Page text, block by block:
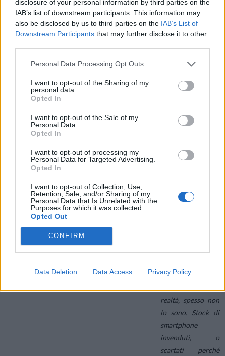
disclosure of your personal information by third parties on the
IAB’s list of downstream participants. This information may
also be disclosed by us to third parties on the IAB’s List of
Downstream Participants that may further disclose it to other
Personal Data Processing Opt Outs
I want to opt-out of the Sharing of my
personal data.
Opted In
I want to opt-out of the Sale of my
Personal Data.
Opted In
I want to opt-out of processing my
Personal Data for Targeted Advertising.
Opted In
I want to opt-out of Collection, Use,
Retention, Sale, and/or Sharing of my
Personal Data that Is Unrelated with the
Purposes for which it was collected.
Opted Out
CONFIRM
Data Deletion Data Access Privacy Policy
vengono definiti
realtà, spesso non
lo sono. Stock di
smartphone
invenduti, o
scartati perché